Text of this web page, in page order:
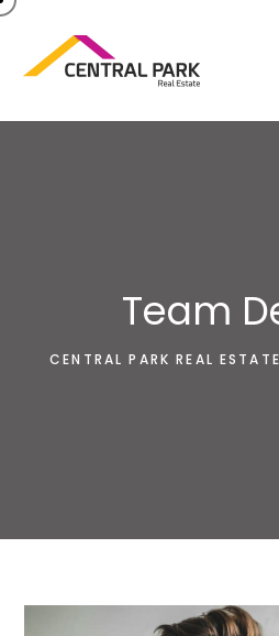
Team
CENTRAL PARK REAL ESTATE